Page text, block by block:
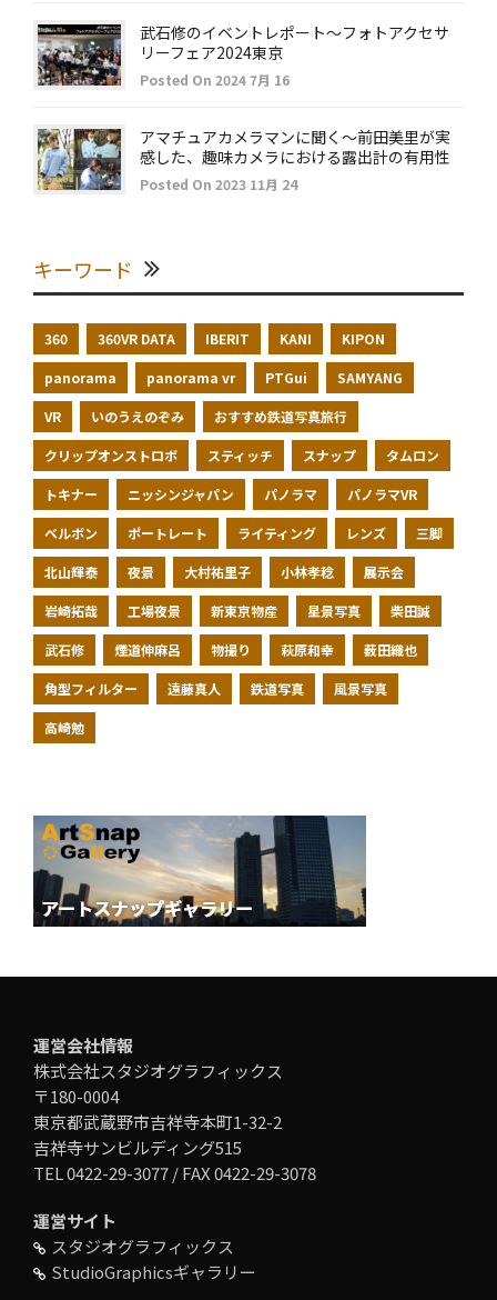
武石修のイベントレポート～フォトアクセサ
リーフェア2024東京
Posted On 2024 7月 16
アマチュアカメラマンに聞く～前田美里が実
感した、趣味カメラにおける露出計の有用性
Posted On 2023 11月 24
キーワード
360 360VR DATA IBERIT KANI KIPON
panorama panorama vr PTGui SAMYANG
VR いのうえのぞみ おすすめ鉄道写真旅行
クリップオンストロボ スティッチ スナップ タムロン
トキナー ニッシンジャパン パノラマ パノラマVR
ベルボン ポートレート ライティング レンズ 三脚
北山輝泰 夜景 大村祐里子 小林孝稔 展示会
岩崎拓哉 工場夜景 新東京物産 星景写真 柴田誠
武石修 煙道伸麻呂 物撮り 萩原和幸 薮田織也
角型フィルター 遠藤真人 鉄道写真 風景写真
高崎勉
運営会社情報
株式会社スタジオグラフィックス
〒180-0004
東京都武蔵野市吉祥寺本町1-32-2
吉祥寺サンビルディング515
TEL 0422-29-3077 / FAX 0422-29-3078
運営サイト
スタジオグラフィックス
StudioGraphicsギャラリー